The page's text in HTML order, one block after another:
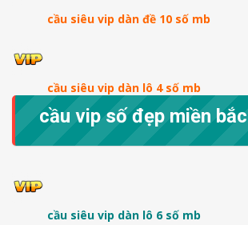
cầu siêu vip dàn đề 10 số mb
cầu siêu vip dàn lô 4 số mb
cầu vip số đẹp miền bắc
cầu siêu vip dàn lô 6 số mb